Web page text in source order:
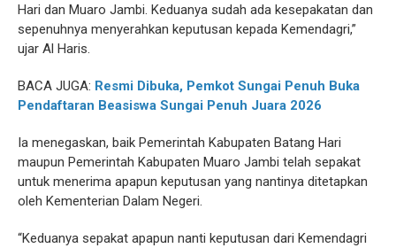
Hari dan Muaro Jambi. Keduanya sudah ada kesepakatan dan
sepenuhnya menyerahkan keputusan kepada Kemendagri,”
ujar Al Haris.
BACA JUGA: Resmi Dibuka, Pemkot Sungai Penuh Buka
Pendaftaran Beasiswa Sungai Penuh Juara 2026
Ia menegaskan, baik Pemerintah Kabupaten Batang Hari
maupun Pemerintah Kabupaten Muaro Jambi telah sepakat
untuk menerima apapun keputusan yang nantinya ditetapkan
oleh Kementerian Dalam Negeri.
“Keduanya sepakat apapun nanti keputusan dari Kemendagri